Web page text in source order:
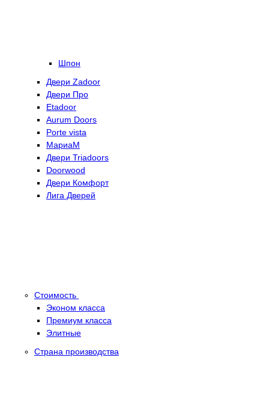
Шпон
Двери Zadoor
Двери Про
Etadoor
Aurum Doors
Porte vista
МариаМ
Двери Triadoors
Doorwood
Двери Комфорт
Лига Дверей
Стоимость
Эконом класса
Премиум класса
Элитные
Страна производства